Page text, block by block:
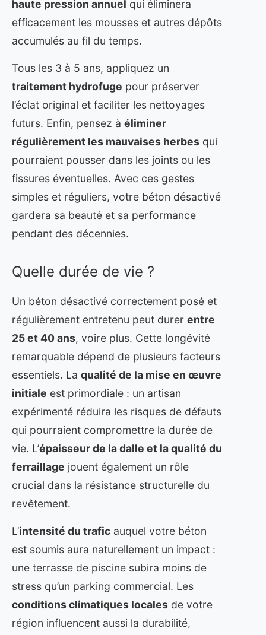
haute pression annuel qui éliminera
efficacement les mousses et autres dépôts
accumulés au fil du temps.
Tous les 3 à 5 ans, appliquez un
traitement hydrofuge pour préserver
l’éclat original et faciliter les nettoyages
futurs. Enfin, pensez à éliminer
régulièrement les mauvaises herbes qui
pourraient pousser dans les joints ou les
fissures éventuelles. Avec ces gestes
simples et réguliers, votre béton désactivé
gardera sa beauté et sa performance
pendant des décennies.
Quelle durée de vie ?
Un béton désactivé correctement posé et
régulièrement entretenu peut durer entre
25 et 40 ans, voire plus. Cette longévité
remarquable dépend de plusieurs facteurs
essentiels. La qualité de la mise en œuvre
initiale est primordiale : un artisan
expérimenté réduira les risques de défauts
qui pourraient compromettre la durée de
vie. L’épaisseur de la dalle et la qualité du
ferraillage jouent également un rôle
crucial dans la résistance structurelle du
revêtement.
L’intensité du trafic auquel votre béton
est soumis aura naturellement un impact :
une terrasse de piscine subira moins de
stress qu’un parking commercial. Les
conditions climatiques locales de votre
région influencent aussi la durabilité,